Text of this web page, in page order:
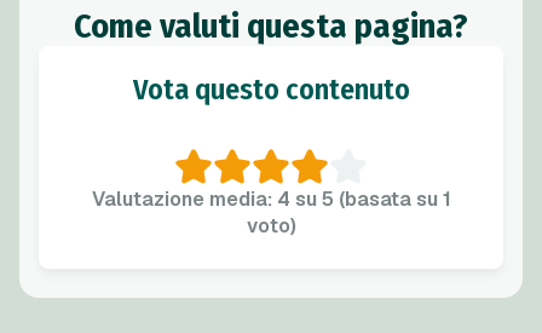
Come valuti questa pagina?
Vota questo contenuto
Valutazione media: 4 su 5 (basata su 1
voto)